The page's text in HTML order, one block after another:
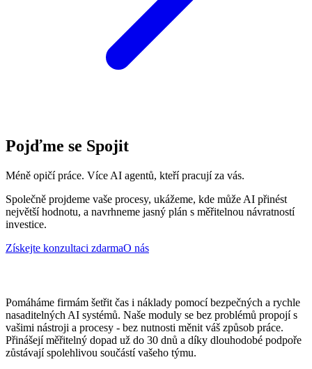
Pojďme se Spojit
Méně opičí práce. Více AI agentů, kteří pracují za vás.
Společně projdeme vaše procesy, ukážeme, kde může AI přinést
největší hodnotu, a navrhneme jasný plán s měřitelnou návratností
investice.
Získejte konzultaci zdarmaO nás
Pomáháme firmám šetřit čas i náklady pomocí bezpečných a rychle
nasaditelných AI systémů. Naše moduly se bez problémů propojí s
vašimi nástroji a procesy - bez nutnosti měnit váš způsob práce.
Přinášejí měřitelný dopad už do 30 dnů a díky dlouhodobé podpoře
zůstávají spolehlivou součástí vašeho týmu.